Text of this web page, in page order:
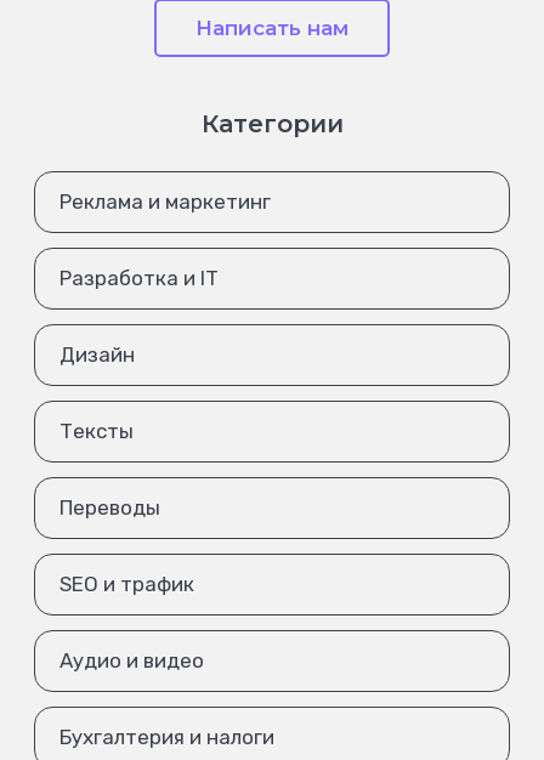
Написать нам
Категории
Реклама и маркетинг
Разработка и IT
Дизайн
Тексты
Переводы
SEO и трафик
Аудио и видео
Бухгалтерия и налоги